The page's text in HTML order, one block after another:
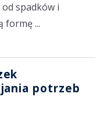
spadków i
formę ...
potrzeb